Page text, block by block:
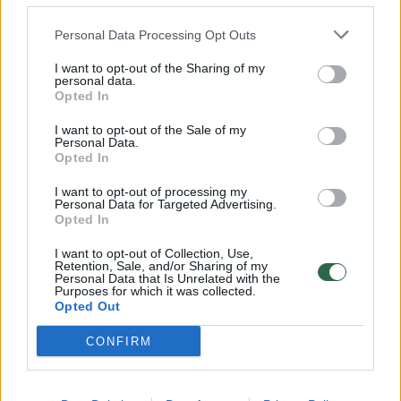
Personal Data Processing Opt Outs
I want to opt-out of the Sharing of my
personal data.
Opted In
I want to opt-out of the Sale of my
Personal Data.
Opted In
I want to opt-out of processing my
Personal Data for Targeted Advertising.
Opted In
I want to opt-out of Collection, Use,
Retention, Sale, and/or Sharing of my
Personal Data that Is Unrelated with the
Purposes for which it was collected.
Opted Out
CONFIRM
32 laipsnių šilumos
Žinios | Orai
V. Zalužno pasisakymą laiko bandymu įsitvirtinti
Laidos | Nauja diena
00:00:59
Nufilmavo, kaip patvino Vilniaus Vakarinis aplinkkelis:
Žinios | Lietuvos diena
Visi įrašai